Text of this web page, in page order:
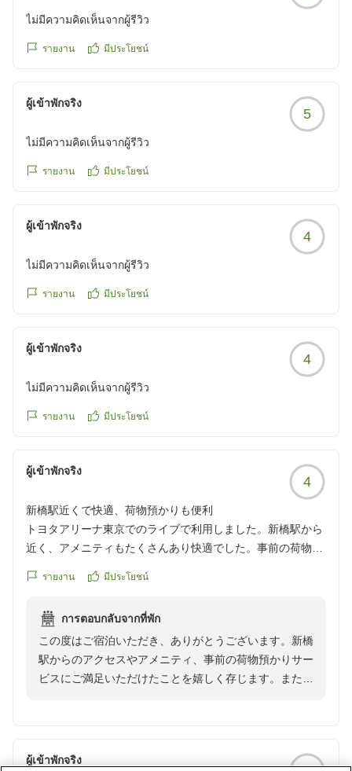
ไม่มีความคิดเห็นจากผู้รีวิว
รายงาน มีประโยชน์
ผู้เข้าพักจริง
5
ไม่มีความคิดเห็นจากผู้รีวิว
รายงาน มีประโยชน์
ผู้เข้าพักจริง
4
ไม่มีความคิดเห็นจากผู้รีวิว
รายงาน มีประโยชน์
ผู้เข้าพักจริง
4
ไม่มีความคิดเห็นจากผู้รีวิว
รายงาน มีประโยชน์
ผู้เข้าพักจริง
4
新橋駅近くで快適、荷物預かりも便利
トヨタアリーナ東京でのライブで利用しました。新橋駅から
近く、アメニティもたくさんあり快適でした。事前の荷物預
す。チェックアウトも遅めなので助かります。
https://review.travel.rakuten.co.jp/hotel/voice/68565?
reviewId=33123477215990
รายงาน มีประโยชน์
การตอบกลับจากที่พัก
この度はご宿泊いただき、ありがとうございます。新橋
駅からのアクセスやアメニティ、事前の荷物預かりサー
ビスにご満足いただけたことを嬉しく存じます。また、
ご感想をありがとうございました。
ผู้เข้าพักจริง